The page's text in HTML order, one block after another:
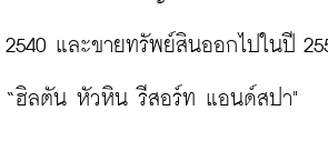
2540 และขายทรัพย์สินออกไปในปี
“ฮิลตัน หัวหิน รีสอร์ท แอนด์สปา"